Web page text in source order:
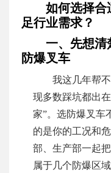
如何选择合
足行业需求？
一、先想清
防爆叉车
我这几年帮
现多数踩坑都出
家”。选防爆叉车
的是你的工况和
部、生产部一起
属于几个防爆区